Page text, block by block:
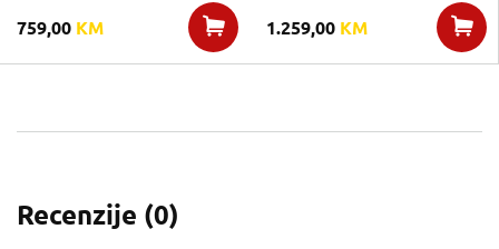
759,00 KM 1.259,00 KM
Recenzije (0)